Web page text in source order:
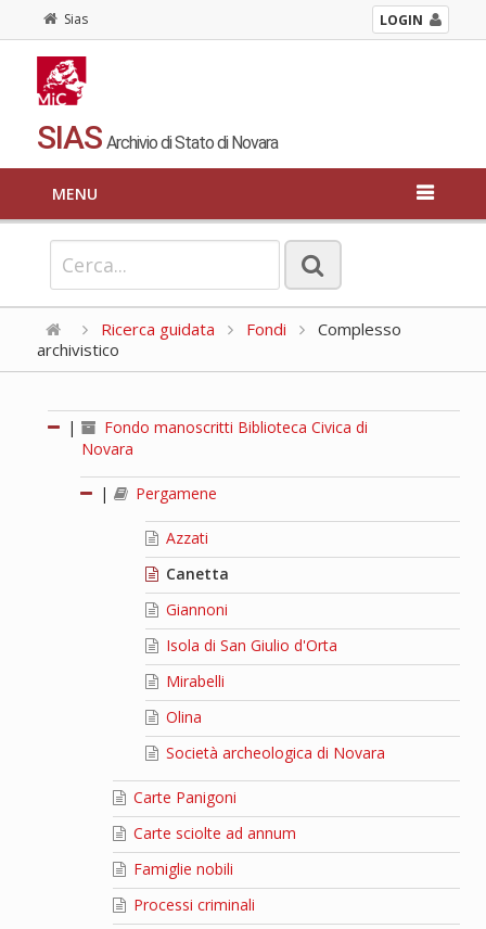
Sias LOGIN
SIAS Archivio di Stato di Novara
MENU
Ricerca guidata Fondi
Complesso
archivistico
|
Fondo manoscritti Biblioteca Civica di
Novara
| Pergamene
Azzati
Canetta
Giannoni
Isola di San Giulio d'Orta
Mirabelli
Olina
Società archeologica di Novara
Carte Panigoni
Carte sciolte ad annum
Famiglie nobili
Processi criminali